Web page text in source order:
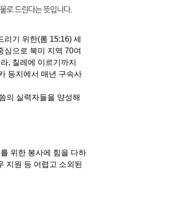
기 위한(롬 15:16) 세
심으로 북미 지역 70여
, 칠레에 이르기까지
등지에서 매년 구속사
의 실력자들을 양성해
위한 봉사에 힘을 다하
지원 등 어렵고 소외된